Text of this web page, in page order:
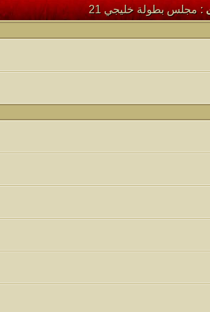
الموضوع مشاركات
الموضوع مشاركات
الموضوع مشاركات
: مجلس بطولة خليجي 21